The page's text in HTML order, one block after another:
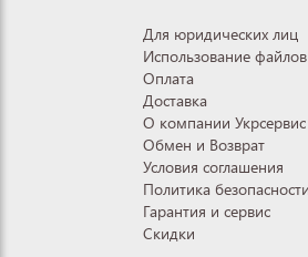
Для юридических лиц
Использование
Оплата
Доставка
О компании Укрсервис
Обмен и Возврат
Условия соглашения
Политика безопасности
Гарантия и сервис
Скидки